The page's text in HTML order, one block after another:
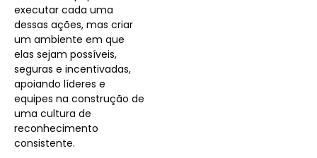
executar cada uma
dessas ações, mas criar
um ambiente em que
elas sejam possíveis,
seguras e incentivadas,
apoiando líderes e
equipes na construção de
uma cultura de
reconhecimento
consistente.